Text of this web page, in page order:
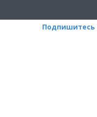
Подпишитесь